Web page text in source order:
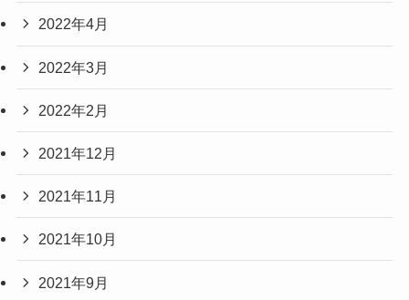
2022年4月
2022年3月
2022年2月
2021年12月
2021年11月
2021年10月
2021年9月